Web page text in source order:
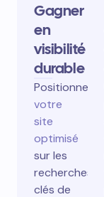
Gagner
en
visibilité
durable
Positionnez
votre
site
optimisé
sur les
recherches
clés de